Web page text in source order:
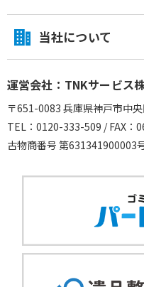
当社について
運営会社：TNKサービス
〒651-0083 兵庫県神戸市中
TEL：0120-333-509 / FAX：
古物商番号 第631341900003